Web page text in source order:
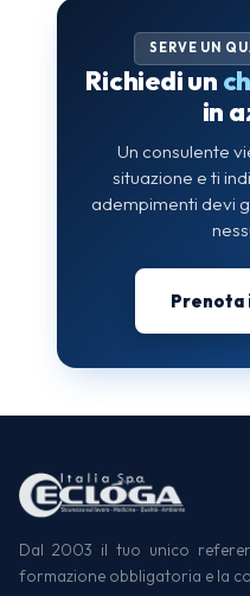
SERVE UN
Richiedi un
in
Un consulente
situazione e ti
adempimenti devi
Prenota
Dal 2003 il tuo unico
formazione obbligatoria e la